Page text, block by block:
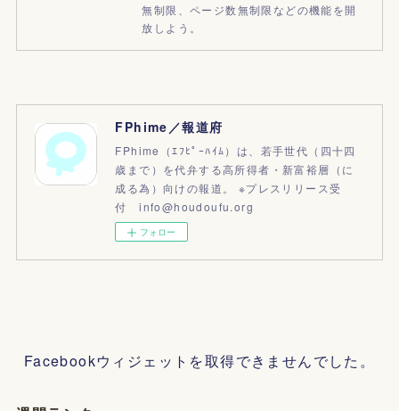
無制限、ページ数無制限などの機能を開
放しよう。
FPhime／報道府
FPhime（ｴﾌﾋﾟｰﾊｲﾑ）は、若手世代（四十四
歳まで）を代弁する高所得者・新富裕層（に
成る為）向けの報道。 ※プレスリリース受
付 info@houdoufu.org
フォロー
Facebookウィジェットを取得できませんでした。